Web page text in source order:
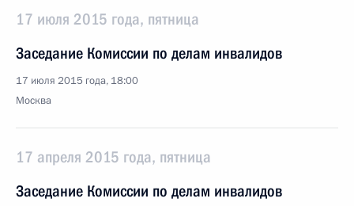
17 июля 2015 года, пятница
Заседание Комиссии по делам инвалидов
17 июля 2015 года, 18:00
Москва
17 апреля 2015 года, пятница
Заседание Комиссии по делам инвалидов